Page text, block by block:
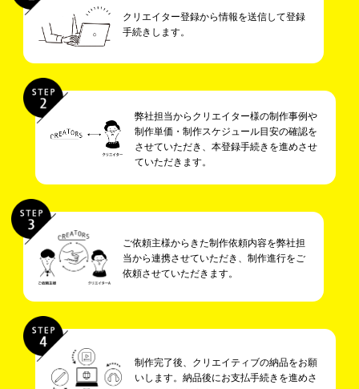
クリエイター登録から情報を送信して登録
手続きします。
弊社担当からクリエイター様の制作事例や
制作単価・制作スケジュール目安の確認を
させていただき、本登録手続きを進めさせ
ていただきます。
ご依頼主様からきた制作依頼内容を弊社担
当から連携させていただき、制作進行をご
依頼させていただきます。
制作完了後、クリエイティブの納品をお願
いします。納品後にお支払手続きを進めさ